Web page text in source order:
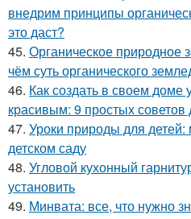
внедрим принципы
это даст?
45. Органическое природное
чём суть органического
46. Как создать в своем доме
красивым: 9 простых советов
47. Уроки природы для детей:
детском саду
48. Угловой кухонный
установить
49. Минвата: все, что нужно